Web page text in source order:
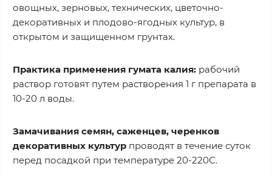
овощных, зерновых, технических, цветочно-
декоративных и плодово-ягодных культур, в
открытом и защищенном грунтах.
Практика применения гумата калия: рабочий
раствор готовят путем растворения 1 г препарата в
10-20 л воды.
Замачивания семян, саженцев, черенков
декоративных культур проводят в течение суток
перед посадкой при температуре 20-220С.